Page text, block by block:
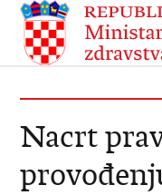
Nacrt